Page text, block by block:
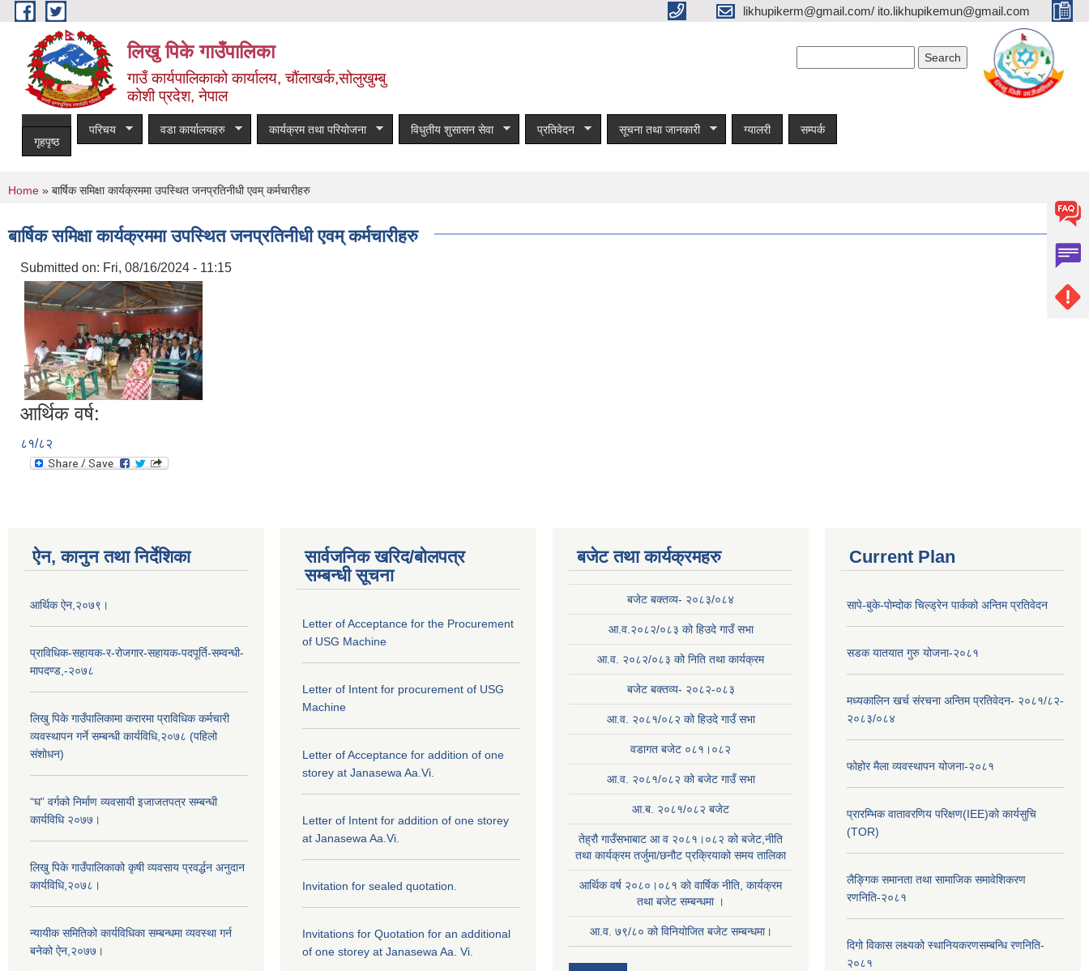
Skip to main content likhupikerm@gmail.com/ ito.likhupikemun@gmail.com
लिखु पिके गाउँपालिका
गाउँ कार्यपालिकाको कार्यालय, चौंलाखर्क,सोलुखुम्बु
कोशी प्रदेश, नेपाल
गृहपृष्ठ
परिचय वडा कार्यालयहरु कार्यक्रम तथा परियोजना विधुतीय शुसासन सेवा प्रतिवेदन सूचना तथा जानकारी ग्यालरी सम्पर्क
You are here
Home » बार्षिक समिक्षा कार्यक्रममा उपस्थित जनप्रतिनीधी एवम् कर्मचारीहरु
बार्षिक समिक्षा कार्यक्रममा उपस्थित जनप्रतिनीधी एवम् कर्मचारीहरु
Submitted on: Fri, 08/16/2024 - 11:15
आर्थिक वर्ष:
८१/८२
ऐन, कानुन तथा निर्देशिका
आर्थिक ऐन,२०७९।
प्राविधिक-सहायक-र-रोजगार-सहायक-पदपूर्ति-सम्वन्धी-
मापदण्ड,-२०७८
लिखु पिके गाउँपालिकामा करारमा प्राविधिक कर्मचारी
व्यवस्थापन गर्ने सम्बन्धी कार्यविधि,२०७८ (पहिलो
संशोधन)
“घ” वर्गको निर्माण व्यवसायी इजाजतपत्र सम्बन्धी
कार्यविधि २०७७।
लिखु पिके गाउँपालिकाको कृषी व्यवसाय प्रवर्द्धन अनुदान
कार्यविधि,२०७८।
न्यायीक समितिको कार्यविधिका सम्बन्धमा व्यवस्था गर्न
बनेको ऐन,२०७७।
सार्वजनिक खरिद/बोलपत्र
सम्बन्धी सूचना
Letter of Acceptance for the Procurement
of USG Machine
Letter of Intent for procurement of USG
Machine
Letter of Acceptance for addition of one
storey at Janasewa Aa.Vi.
Letter of Intent for addition of one storey
at Janasewa Aa.Vi.
Invitation for sealed quotation.
Invitations for Quotation for an additional
of one storey at Janasewa Aa. Vi.
बजेट तथा कार्यक्रमहरु
बजेट बक्तव्य- २०८३/०८४
आ.व.२०८२/०८३ को हिउदे गाउँ सभा
आ.व. २०८२/०८३ को निति तथा कार्यक्रम
बजेट बक्तव्य- २०८२-०८३
आ.व. २०८१/०८२ को हिउदे गाउँ सभा
वडागत बजेट ०८१।०८२
आ.व. २०८१/०८२ को बजेट गाउँ सभा
आ.ब. २०८१/०८२ बजेट
तेह्रौ गाउँसभाबाट आ व २०८१।०८२ को बजेट,नीति
तथा कार्यक्रम तर्जुमा/छनौट प्रक्रियाको समय तालिका
आर्थिक वर्ष २०८०।०८१ काे वार्षिक नीति, कार्यक्रम
तथा बजेट सम्बन्धमा ।
आ.व. ७९/८० को विनियोजित बजेट सम्बन्धमा।
Current Plan
सापे-बुके-पोम्दोक चिल्ड्रेन पार्कको अन्तिम प्रतिवेदन
सडक यातयात गुरु योजना-२०८१
मध्यकालिन खर्च संरचना अन्तिम प्रतिवेदन- २०८१/८२-
२०८३/०८४
फोहोर मैला व्यवस्थापन योजना-२०८१
प्रारम्भिक वातावरणिय परिक्षण(IEE)को कार्यसुचि
(TOR)
लैङ्‍गिक समानता तथा सामाजिक समावेशिकरण
रणनिति-२०८१
दिगो विकास लक्ष्यको स्थानियकरणसम्बन्धि रणनिति-
२०८१